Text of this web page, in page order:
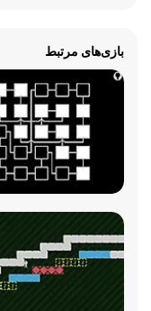
بازی‌های مرتبط